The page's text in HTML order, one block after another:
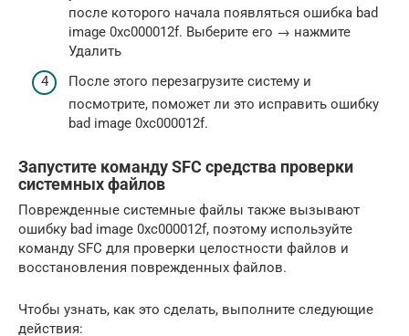
после которого начала появляться ошибка bad
image 0xc000012f. Выберите его → нажмите
Удалить
После этого перезагрузите систему и
посмотрите, поможет ли это исправить ошибку
bad image 0xc000012f.
Запустите команду SFC средства проверки
системных файлов
Поврежденные системные файлы также вызывают
ошибку bad image 0xc000012f, поэтому используйте
команду SFC для проверки целостности файлов и
восстановления поврежденных файлов.
Чтобы узнать, как это сделать, выполните следующие
действия: